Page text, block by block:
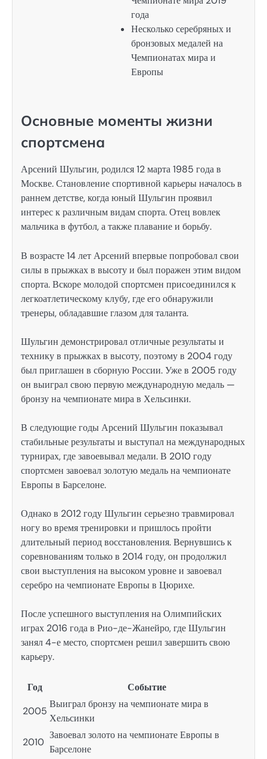
года
Несколько серебряных и
бронзовых медалей на
Чемпионатах мира и
Европы
Основные моменты жизни
спортсмена
Арсений Шульгин, родился 12 марта 1985 года в
Москве. Становление спортивной карьеры началось в
раннем детстве, когда юный Шульгин проявил
интерес к различным видам спорта. Отец вовлек
мальчика в футбол, а также плавание и борьбу.
В возрасте 14 лет Арсений впервые попробовал свои
силы в прыжках в высоту и был поражен этим видом
спорта. Вскоре молодой спортсмен присоединился к
легкоатлетическому клубу, где его обнаружили
тренеры, обладавшие глазом для таланта.
Шульгин демонстрировал отличные результаты и
технику в прыжках в высоту, поэтому в 2004 году
был приглашен в сборную России. Уже в 2005 году
он выиграл свою первую международную медаль —
бронзу на чемпионате мира в Хельсинки.
В следующие годы Арсений Шульгин показывал
стабильные результаты и выступал на международных
турнирах, где завоевывал медали. В 2010 году
спортсмен завоевал золотую медаль на чемпионате
Европы в Барселоне.
Однако в 2012 году Шульгин серьезно травмировал
ногу во время тренировки и пришлось пройти
длительный период восстановления. Вернувшись к
соревнованиям только в 2014 году, он продолжил
свои выступления на высоком уровне и завоевал
серебро на чемпионате Европы в Цюрихе.
После успешного выступления на Олимпийских
играх 2016 года в Рио-де-Жанейро, где Шульгин
занял 4-е место, спортсмен решил завершить свою
карьеру.
Год
Событие
2005
Выиграл бронзу на чемпионате мира в
Хельсинки
2010
Завоевал золото на чемпионате Европы в
Барселоне